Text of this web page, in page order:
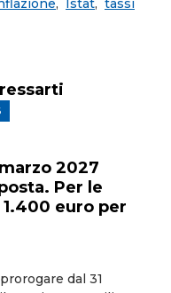
, Istat, tassi
2027
Per le
euro per
dal 31